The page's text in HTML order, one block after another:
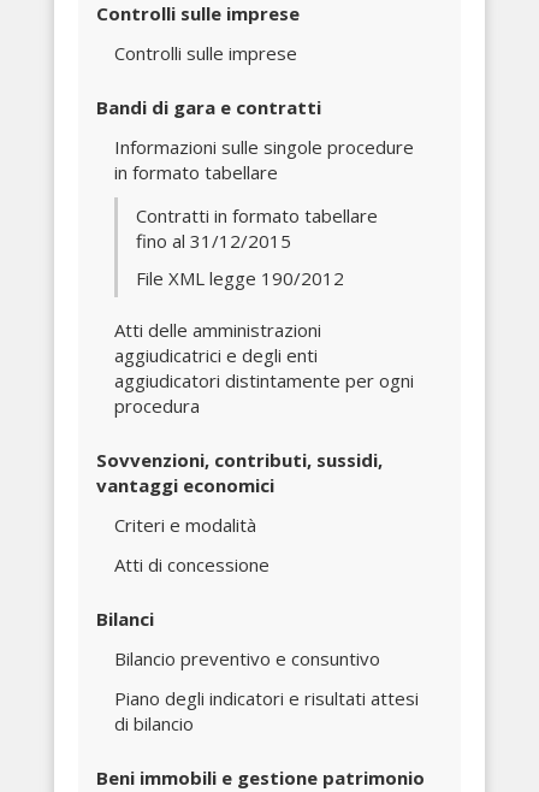
Controlli sulle imprese
Controlli sulle imprese
Bandi di gara e contratti
Informazioni sulle singole procedure
in formato tabellare
Contratti in formato tabellare
fino al 31/12/2015
File XML legge 190/2012
Atti delle amministrazioni
aggiudicatrici e degli enti
aggiudicatori distintamente per ogni
procedura
Sovvenzioni, contributi, sussidi,
vantaggi economici
Criteri e modalità
Atti di concessione
Bilanci
Bilancio preventivo e consuntivo
Piano degli indicatori e risultati attesi
di bilancio
Beni immobili e gestione patrimonio